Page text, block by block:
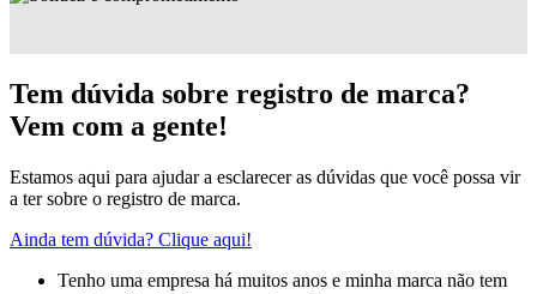
Tem dúvida sobre registro de marca?
Vem com a gente!
Estamos aqui para ajudar a esclarecer as dúvidas que você possa vir
a ter sobre o registro de marca.
Ainda tem dúvida? Clique aqui!
Tenho uma empresa há muitos anos e minha marca não tem